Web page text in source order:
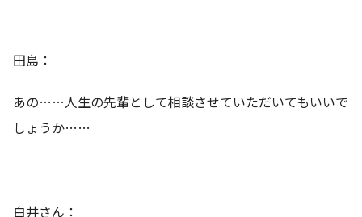
田島：
あの……人生の先輩として相談させていただいてもいいで
しょうか……
白井さん：